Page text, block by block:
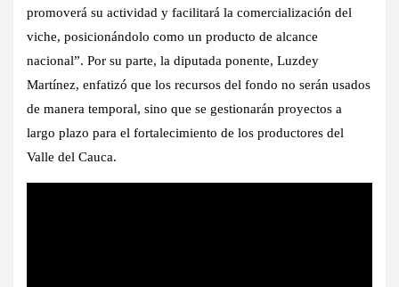
promoverá su actividad y facilitará la comercialización del
viche, posicionándolo como un producto de alcance
nacional”. Por su parte, la diputada ponente, Luzdey
Martínez, enfatizó que los recursos del fondo no serán usados
de manera temporal, sino que se gestionarán proyectos a
largo plazo para el fortalecimiento de los productores del
Valle del Cauca.